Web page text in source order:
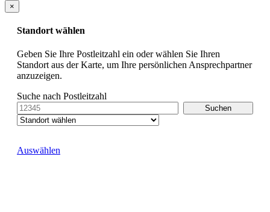
×
Standort wählen
Geben Sie Ihre Postleitzahl ein oder wählen Sie Ihren
Standort aus der Karte, um Ihre persönlichen Ansprechpartner
anzuzeigen.
Suche nach Postleitzahl
Auswählen